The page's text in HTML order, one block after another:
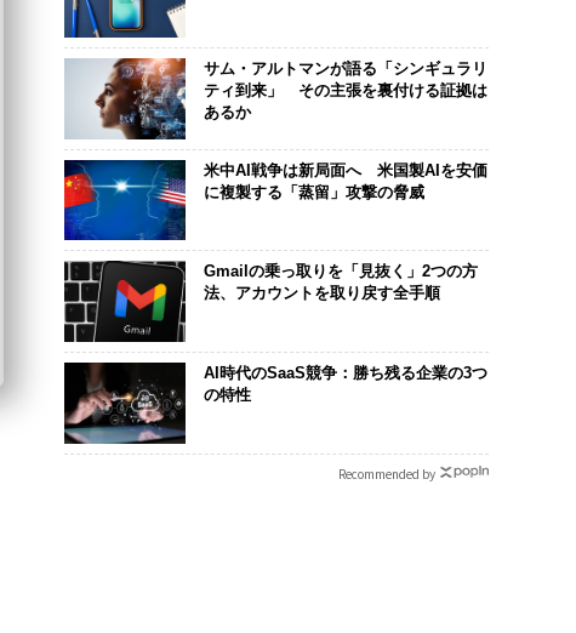
サム・アルトマンが語る「シンギュラリ
ティ到来」 その主張を裏付ける証拠は
あるか
米中AI戦争は新局面へ 米国製AIを安価
に複製する「蒸留」攻撃の脅威
Gmailの乗っ取りを「見抜く」2つの方
法、アカウントを取り戻す全手順
AI時代のSaaS競争：勝ち残る企業の3つ
の特性
Recommended by